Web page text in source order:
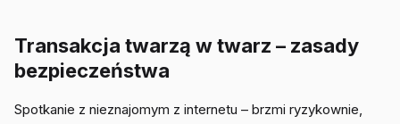
Transakcja twarzą w twarz – zasady
bezpieczeństwa
Spotkanie z nieznajomym z internetu – brzmi ryzykownie,